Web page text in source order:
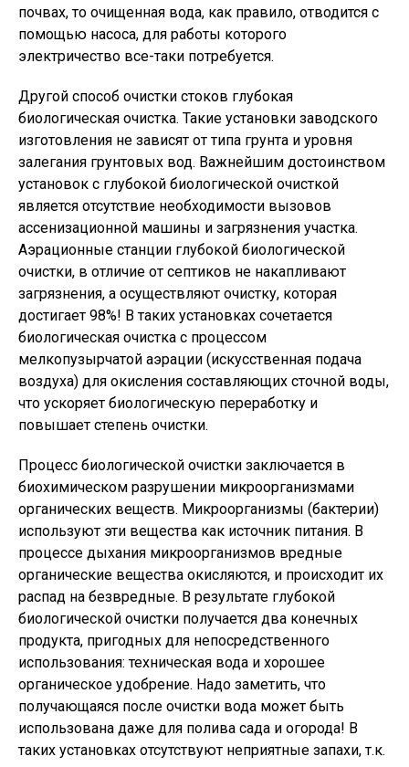
почвах, то очищенная вода, как правило, отводится с
помощью насоса, для работы которого
электричество все-таки потребуется.
Другой способ очистки стоков глубокая
биологическая очистка. Такие установки заводского
изготовления не зависят от типа грунта и уровня
залегания грунтовых вод. Важнейшим достоинством
установок с глубокой биологической очисткой
является отсутствие необходимости вызовов
ассенизационной машины и загрязнения участка.
Аэрационные станции глубокой биологической
очистки, в отличие от септиков не накапливают
загрязнения, а осуществляют очистку, которая
достигает 98%! В таких установках сочетается
биологическая очистка с процессом
мелкопузырчатой аэрации (искусственная подача
воздуха) для окисления составляющих сточной воды,
что ускоряет биологическую переработку и
повышает степень очистки.
Процесс биологической очистки заключается в
биохимическом разрушении микроорганизмами
органических веществ. Микроорганизмы (бактерии)
используют эти вещества как источник питания. В
процессе дыхания микроорганизмов вредные
органические вещества окисляются, и происходит их
распад на безвредные. В результате глубокой
биологической очистки получается два конечных
продукта, пригодных для непосредственного
использования: техническая вода и хорошее
органическое удобрение. Надо заметить, что
получающаяся после очистки вода может быть
использована даже для полива сада и огорода! В
таких установках отсутствуют неприятные запахи, т.к.